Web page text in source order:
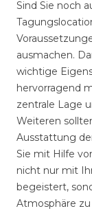
Sind Sie noch
ausmachen.
wichtige
hervorragend
zentrale Lage
Weiteren
Ausstattung
Sie mit Hilfe
nicht nur mit
begeistert,
Atmosphäre